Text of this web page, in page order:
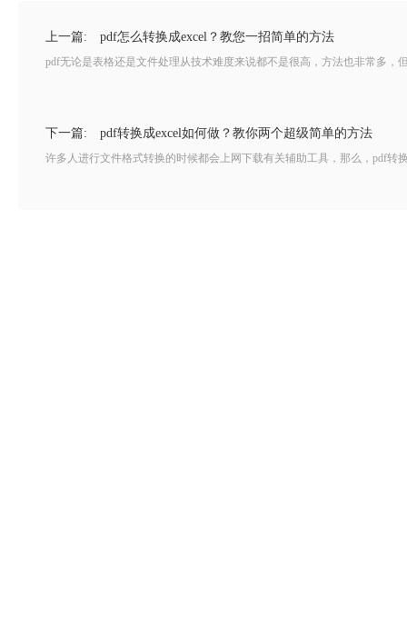
上一篇: pdf怎么转换成excel？教您一招简单的方法
pdf无论是表格还是文件处理从技术难度来说都不是很高，方法也非常多
下一篇: pdf转换成excel如何做？教你两个超级简单的方法
许多人进行文件格式转换的时候都会上网下载有关辅助工具，那么，pdf转